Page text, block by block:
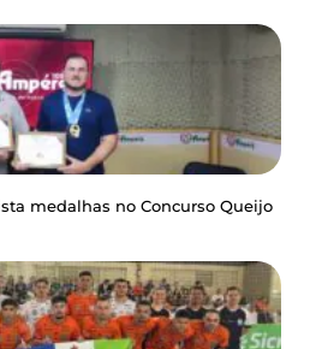
medalhas no Concurso Queijo